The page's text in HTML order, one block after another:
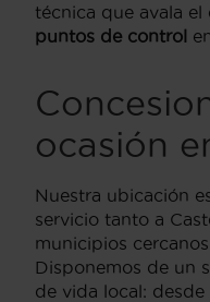
técnica que avala el
puntos de control
ocasión
Nuestra ubicación
servicio tanto a
municipios
Disponemos de un
de vida local: